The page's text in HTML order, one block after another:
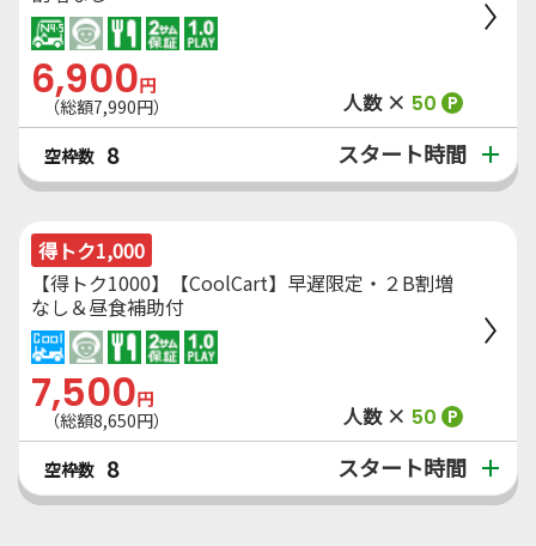
6,900円
（総額7,990円）
人数 × 50 P
空枠数 8 スタート時間
得トク1,000
【得トク1000】【CoolCart】早遅限定・２B割増
なし＆昼食補助付
7,500円
（総額8,650円）
人数 × 50 P
空枠数 8 スタート時間